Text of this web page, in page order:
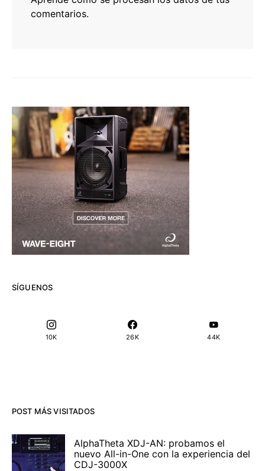
comentarios.
SÍGUENOS
10K 26K 44K
POST MÁS VISITADOS
AlphaTheta XDJ-AN: probamos el
nuevo All-in-One con la experiencia del
CDJ-3000X